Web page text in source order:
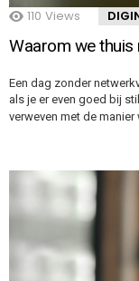
110 Views
Waarom we thuis
Een dag zonder
als je er even goed bij
verweven met de